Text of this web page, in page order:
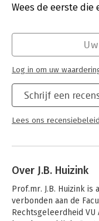
Verschijningsdatum:
Serie:
Wees de eerste die
Schrijf een
Lees ons recensiebeleid
Log in om uw
Over J.B. Huizink
Prof.mr. J.B. Huizink
verbonden aan de
Rechtsgeleerdheid